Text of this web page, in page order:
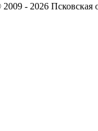
2009 - 2026 Псковская